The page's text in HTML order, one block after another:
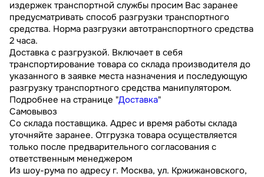
издержек транспортной службы просим Вас заранее
предусматривать способ разгрузки транспортного
средства. Норма разгрузки автотранспортного средства
2 часа.
Доставка с разгрузкой. Включает в себя
транспортирование товара со склада производителя до
указанного в заявке места назначения и последующую
разгрузку транспортного средства манипулятором.
Подробнее на странице "Доставка"
Самовывоз
Со склада поставщика. Адрес и время работы склада
уточняйте заранее. Отгрузка товара осуществляется
только после предварительного согласования с
ответственным менеджером
Из шоу-рума по адресу г. Москва, ул. Кржижановского,